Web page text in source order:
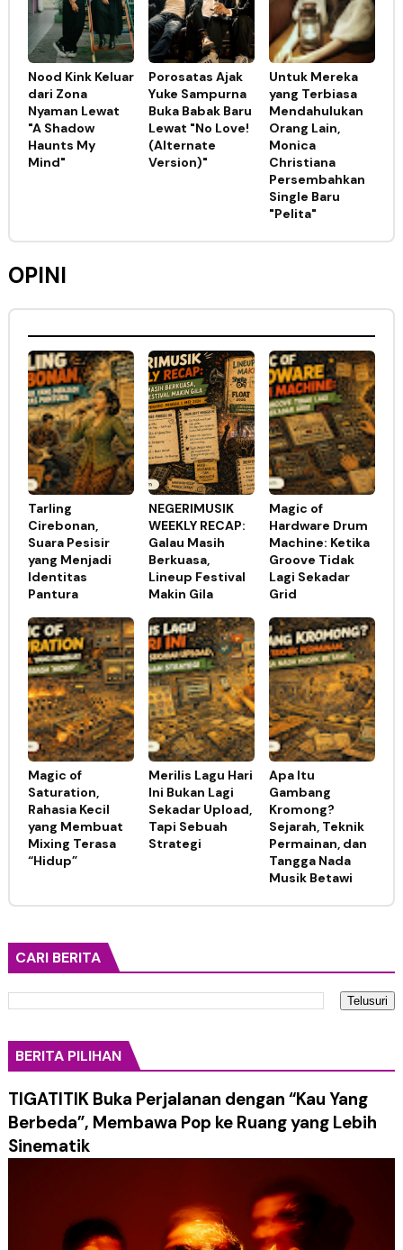
Nood Kink Keluar
dari Zona
Nyaman Lewat
"A Shadow
Haunts My
Mind"
Porosatas Ajak
Yuke Sampurna
Buka Babak Baru
Lewat "No Love!
(Alternate
Version)"
Untuk Mereka
yang Terbiasa
Mendahulukan
Orang Lain,
Monica
Christiana
Persembahkan
Single Baru
"Pelita"
OPINI
Tarling
Cirebonan,
Suara Pesisir
yang Menjadi
Identitas
Pantura
NEGERIMUSIK
WEEKLY RECAP:
Galau Masih
Berkuasa,
Lineup Festival
Makin Gila
Magic of
Hardware Drum
Machine: Ketika
Groove Tidak
Lagi Sekadar
Grid
Magic of
Saturation,
Rahasia Kecil
yang Membuat
Mixing Terasa
“Hidup”
Merilis Lagu Hari
Ini Bukan Lagi
Sekadar Upload,
Tapi Sebuah
Strategi
Apa Itu
Gambang
Kromong?
Sejarah, Teknik
Permainan, dan
Tangga Nada
Musik Betawi
CARI BERITA
BERITA PILIHAN
TIGATITIK Buka Perjalanan dengan “Kau Yang
Berbeda”, Membawa Pop ke Ruang yang Lebih
Sinematik